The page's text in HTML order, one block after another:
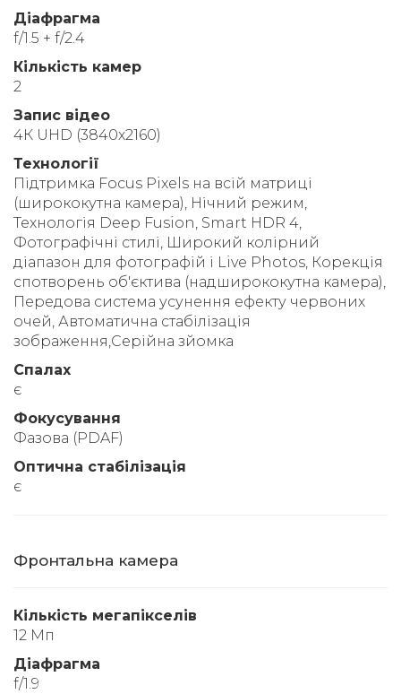
Діафрагма
f/1.5 + f/2.4
Кількість камер
2
Запис відео
4К UHD (3840x2160)
Технології
Підтримка Focus Pixels на всій матриці
(ширококутна камера), Нічний режим,
Технологія Deep Fusion, Smart HDR 4,
Фотографічні стилі, Широкий колірний
діапазон для фотографій і Live Photos, Корекція
спотворень об'єктива (надширококутна камера),
Передова система усунення ефекту червоних
очей, Автоматична стабілізація
зображення,Серійна зйомка
Спалах
є
Фокусування
Фазова (PDAF)
Оптична стабілізація
є
Фронтальна камера
Кількість мегапікселів
12 Мп
Діафрагма
f/1.9